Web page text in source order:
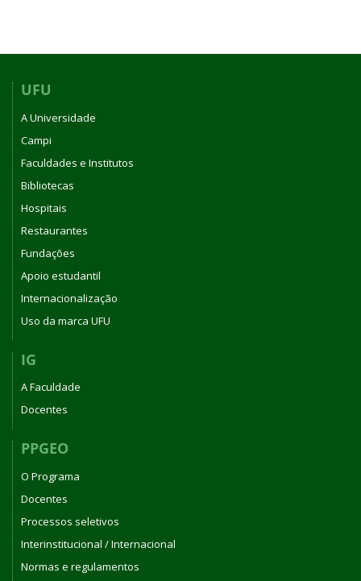
UFU
A Universidade
Campi
Faculdades e Institutos
Bibliotecas
Hospitais
Restaurantes
Fundações
Apoio estudantil
Internacionalização
Uso da marca UFU
IG
A Faculdade
Docentes
PPGEO
O Programa
Docentes
Processos seletivos
Interinstitucional / Internacional
Normas e regulamentos